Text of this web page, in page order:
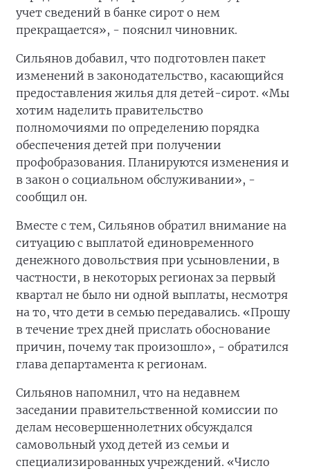
учет сведений в банке сирот о нем
прекращается», - пояснил чиновник.
Сильянов добавил, что подготовлен пакет
изменений в законодательство, касающийся
предоставления жилья для детей-сирот. «Мы
хотим наделить правительство
полномочиями по определению порядка
обеспечения детей при получении
профобразования. Планируются изменения и
в закон о социальном обслуживании», -
сообщил он.
Вместе с тем, Сильянов обратил внимание на
ситуацию с выплатой единовременного
денежного довольствия при усыновлении, в
частности, в некоторых регионах за первый
квартал не было ни одной выплаты, несмотря
на то, что дети в семью передавались. «Прошу
в течение трех дней прислать обоснование
причин, почему так произошло», - обратился
глава департамента к регионам.
Сильянов напомнил, что на недавнем
заседании правительственной комиссии по
делам несовершеннолетних обсуждался
самовольный уход детей из семьи и
специализированных учреждений. «Число